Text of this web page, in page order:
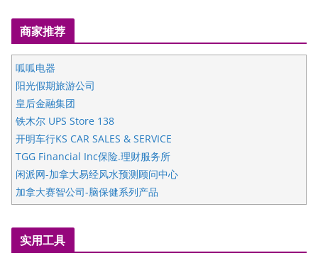
商家推荐
呱呱电器
阳光假期旅游公司
皇后金融集团
铁木尔 UPS Store 138
开明车行KS CAR SALES & SERVICE
TGG Financial Inc保险.理财服务所
闲派网-加拿大易经风水预测顾问中心
加拿大赛智公司-脑保健系列产品
五星国艺拍卖及评估公司
国际注册执业营养师公会
爱德华连锁酒店万锦分店
实用工具